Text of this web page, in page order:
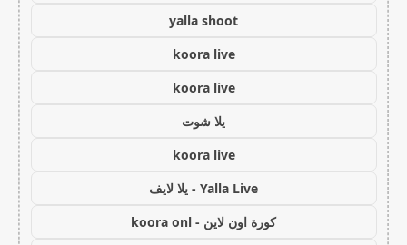
yalla shoot
koora live
koora live
يلا شوت
koora live
Yalla Live - يلا لايف
كورة اون لاين - koora onl